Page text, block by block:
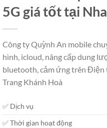
5G giá tốt tại
Công ty Quỳnh An mobile
hình, icloud, nâng cấp dung
bluetooth, cảm ứng trên Điện
Trang Khánh Hoà
✅ Dịch vụ
✅ Thời gian hoạt động